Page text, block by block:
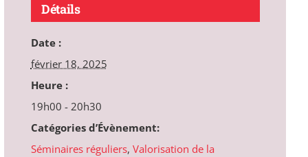
Détails
Date :
février 18, 2025
Heure :
19h00 - 20h30
Catégories d’Évènement:
Séminaires réguliers, Valorisation de la